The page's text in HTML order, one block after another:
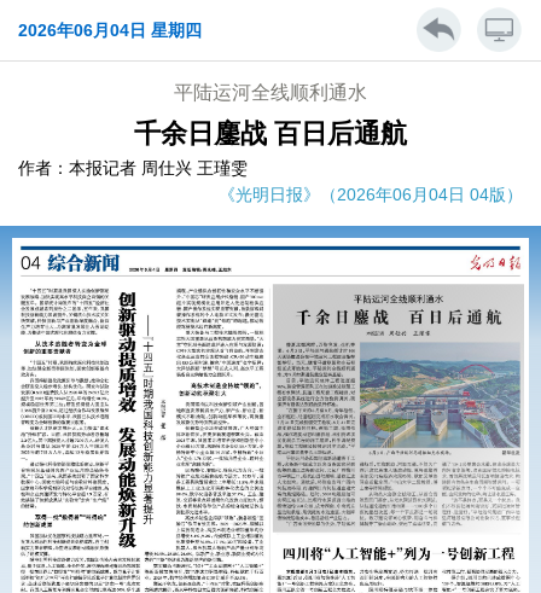
2026年06月04日 星期四
平陆运河全线顺利通水
千余日鏖战 百日后通航
作者：本报记者 周仕兴 王瑾雯
《光明日报》（2026年06月04日 04版）